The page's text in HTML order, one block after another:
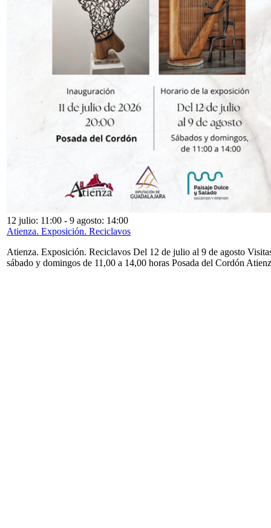
12 julio: 11:00 - 9 agosto: 14:00
Atienza. Exposición. Reciclavos
Atienza. Exposición. Reciclavos Del 12 de julio al 9 de agosto
sábado y domingos de 11,00 a 14,00 horas Posada del Cordón